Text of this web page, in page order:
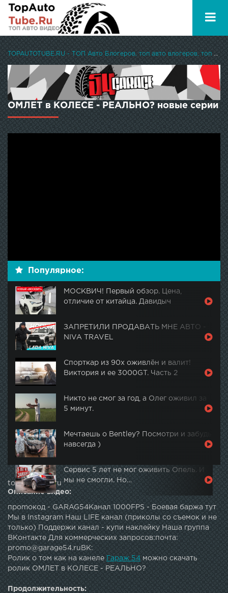
TOPAUTOTUBE.RU - ТОП Авто Блогеров, топ авто влогеров, топ авто ютуберов
ОМЛЕТ в КОЛЕСЕ - РЕАЛЬНО? новые серии
Популярное:
МОСКВИЧ! Первый обзор. Цена,
отличие от китайца. Давидыч
ЗАПРЕТИЛИ ПРОДАВАТЬ МНЕ АВТО -
NIVA TRAVEL
Спорткар из 90х оживлён и валит!
Виктория и ее 3000GT. Часть 2
Никто не смог за год, а Олег оживил за
5 минут.
Мечтаешь о Bentley? Посмотри и забудь
навсегда )
Сервис 5 лет не мог оживить Опель. И
мы не смогли. Но…
topautotube.ru
Описание видео:
прomокoд - GARAG54Канал 1000FPS - Боевая баржа тут
Мы в Instagram Наш LIFE канал (приколы со съемок и не
только) Поддержи канал - купи наклейку Наша группа
ВКонтакте Для коммерческих запросов:почта:
promo@garage54.ruВК:
Ролик о том как на канеле Гараж 54можно скачать
ролик ОМЛЕТ в КОЛЕСЕ - РЕАЛЬНО?
Продолжительность: